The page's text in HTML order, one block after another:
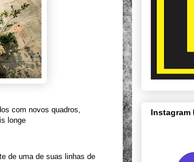
com novos quadros,
longe
de uma de suas linhas de
Instagram